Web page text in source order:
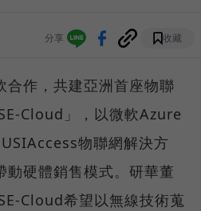
分享 收藏
合作，共建亞洲首座物聯
Cloud」，以微軟Azure
物聯網解決方
動硬體銷售模式。研華董
Cloud希望以無線技術蒐